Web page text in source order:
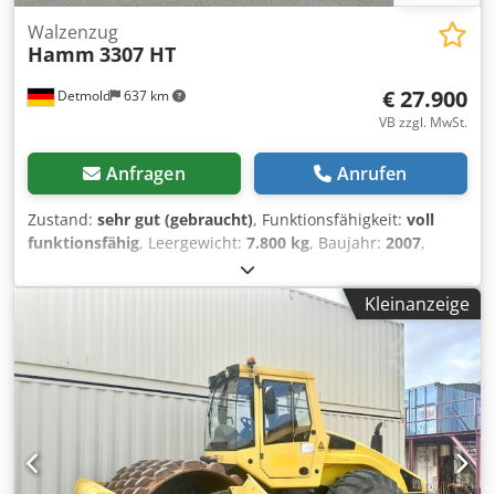
Detmold 637 km
Walzenzug
Hamm 3307 HT
€ 27.900
VB zzgl. MwSt.
Anfragen Anrufen
Zustand: sehr gut (gebraucht), Funktionsfähigkeit: voll
funktionsfähig, Leergewicht: 7.800 kg, Baujahr: 2007,
, Ausstattung:
Klimaanlage, Hamm 3307 HT Vio Walzenzug, BJ 2007 mit
erst 4.170h Betriebsstunden, guter Zustand, sofort
einsatzbereit, Gewicht 7.800kg, Transport und Lieferung
möglich. Wir erstellen auch Zoll / Exportpapiere,
Besichtigung nach Absprache auch am Wochenende
möglich. Chjdpfxsykktzo Agusa
Kleinanzeige